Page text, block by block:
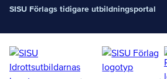
SISU Förlags tidigare utbildningsportal